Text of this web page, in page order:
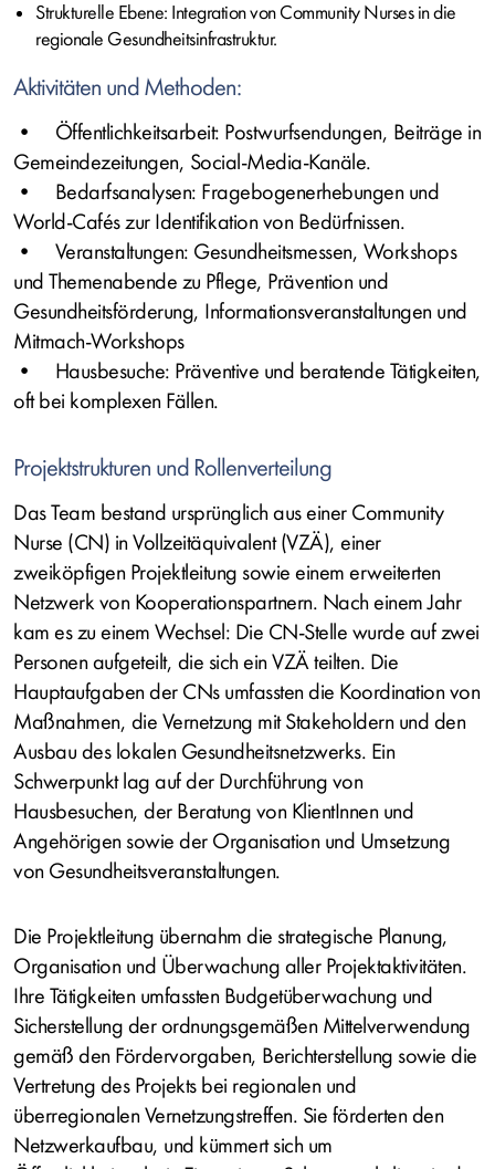
Strukturelle Ebene: Integration von Community Nurses in die
regionale Gesundheitsinfrastruktur.
Aktivitäten und Methoden:
• Öffentlichkeitsarbeit: Postwurfsendungen, Beiträge in
Gemeindezeitungen, Social-Media-Kanäle.
• Bedarfsanalysen: Fragebogenerhebungen und
World-Cafés zur Identifikation von Bedürfnissen.
• Veranstaltungen: Gesundheitsmessen, Workshops
und Themenabende zu Pflege, Prävention und
Gesundheitsförderung, Informationsveranstaltungen und
Mitmach-Workshops
• Hausbesuche: Präventive und beratende Tätigkeiten,
oft bei komplexen Fällen.
Projektstrukturen und Rollenverteilung
Das Team bestand ursprünglich aus einer Community
Nurse (CN) in Vollzeitäquivalent (VZÄ), einer
zweiköpfigen Projektleitung sowie einem erweiterten
Netzwerk von Kooperationspartnern. Nach einem Jahr
kam es zu einem Wechsel: Die CN-Stelle wurde auf zwei
Personen aufgeteilt, die sich ein VZÄ teilten. Die
Hauptaufgaben der CNs umfassten die Koordination von
Maßnahmen, die Vernetzung mit Stakeholdern und den
Ausbau des lokalen Gesundheitsnetzwerks. Ein
Schwerpunkt lag auf der Durchführung von
Hausbesuchen, der Beratung von KlientInnen und
Angehörigen sowie der Organisation und Umsetzung
von Gesundheitsveranstaltungen.
Die Projektleitung übernahm die strategische Planung,
Organisation und Überwachung aller Projektaktivitäten.
Ihre Tätigkeiten umfassten Budgetüberwachung und
Sicherstellung der ordnungsgemäßen Mittelverwendung
gemäß den Fördervorgaben, Berichterstellung sowie die
Vertretung des Projekts bei regionalen und
überregionalen Vernetzungstreffen. Sie förderten den
Netzwerkaufbau, und kümmert sich um